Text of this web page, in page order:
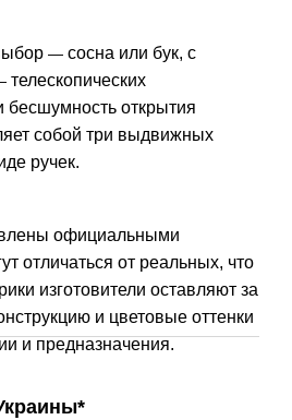
— сосна или бук, с
телескопических
открытия
собой три выдвижных
ручек.
официальными
отличаться от реальных, что
изготовители оставляют за
и цветовые оттенки
и предназначения.